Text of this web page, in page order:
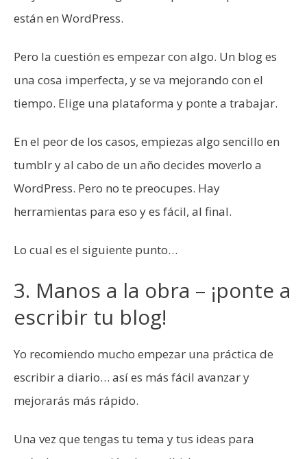
están en WordPress.
Pero la cuestión es empezar con algo. Un blog es
una cosa imperfecta, y se va mejorando con el
tiempo. Elige una plataforma y ponte a trabajar.
En el peor de los casos, empiezas algo sencillo en
tumblr y al cabo de un año decides moverlo a
WordPress. Pero no te preocupes. Hay
herramientas para eso y es fácil, al final.
Lo cual es el siguiente punto…
3. Manos a la obra – ¡ponte a
escribir tu blog!
Yo recomiendo mucho empezar una práctica de
escribir a diario… así es más fácil avanzar y
mejorarás más rápido.
Una vez que tengas tu tema y tus ideas para